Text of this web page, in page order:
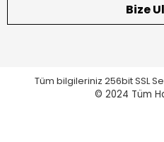
Bize
Tüm bilgileriniz 256bit SSL
© 2024 Tüm